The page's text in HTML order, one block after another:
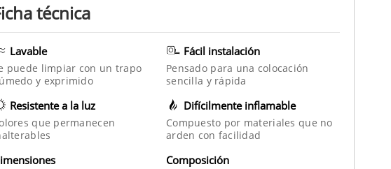
técnica
Lavable
puede limpiar con un trapo
y exprimido
Resistente a la luz
que permanecen
Fácil instalación
Pensado para una colocación
sencilla y rápida
Difícilmente inflamable
Compuesto por materiales que no
arden con facilidad
Composición